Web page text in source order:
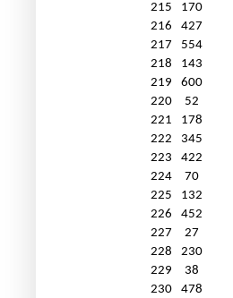
215
170
216
427
217
554
218
143
219
600
220
52
221
178
222
345
223
422
224
70
225
132
226
452
227
27
228
230
229
38
230
478